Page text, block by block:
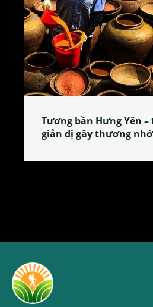
Tương bần Hưng Yên
giản dị gây thương nhớ